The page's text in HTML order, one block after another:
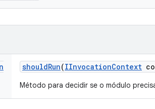
shouldRun(IInvocationContext
Método para decidir se o módulo